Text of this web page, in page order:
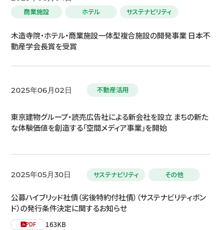
商業施設
ホテル サステナビリティ
木造寺院・ホテル・商業施設一体型複合施設の開発事業 日本不
動産学会長賞を受賞
2025年06月02日 不動産活用
東京建物グループ・読売広告社による新会社を設立 まちの新た
な体験価値を創造する「空間メディア事業」を開始
2025年05月30日 サステナビリティ その他
公募ハイブリッド社債（劣後特約付社債）（サステナビリティボン
ド）の発行条件決定に関するお知らせ
PDF 163KB